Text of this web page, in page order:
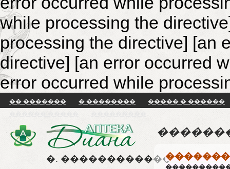
while processing the
processing the directive] [an
directive] [an error occurred
error occurred while
�� ������� � ��������
����� � ������
�. ������������